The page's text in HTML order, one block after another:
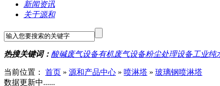
新闻资讯
关于源和
热搜关键词： 酸碱废气设备有机废气设备粉尘处理设备工业纯
当前位置： 首页 » 源和产品中心 » 喷淋塔 » 玻璃钢喷淋塔
数据更新中......